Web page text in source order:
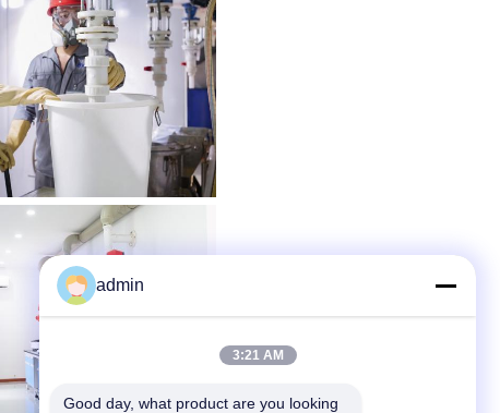
admin
3:21 AM
Good day, what product are you looking